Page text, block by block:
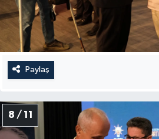
Paylaş
8 / 11